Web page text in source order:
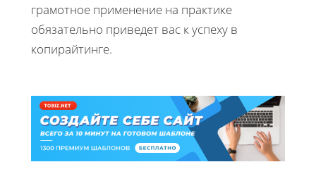
грамотное применение на практике
обязательно приведет вас к успеху в
копирайтинге.